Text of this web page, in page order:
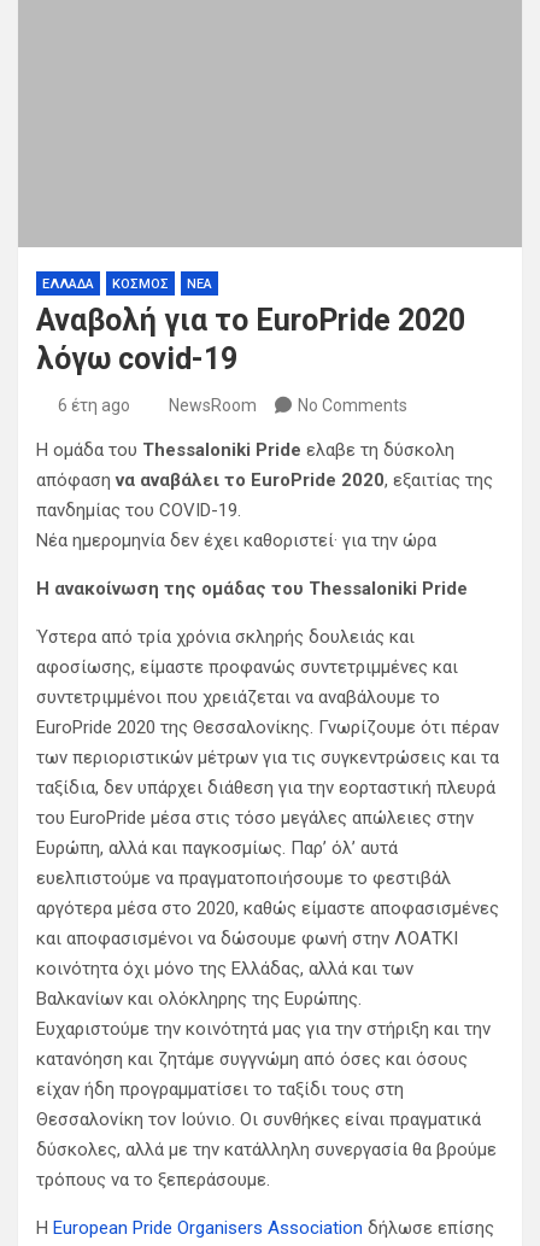
ΕΛΛΑΔΑ ΚΟΣΜΟΣ ΝΕΑ
Αναβολή για το EuroPride 2020
λόγω covid-19
6 έτη ago NewsRoom No Comments
Η ομάδα του Thessaloniki Pride ελαβε τη δύσκολη
απόφασηνα αναβάλει το EuroPride 2020, εξαιτίας της
πανδημίας του COVID-19.
Νέα ημερομηνία δεν έχει καθοριστεί· για την ώρα
Η ανακοίνωση της ομάδας του Thessaloniki Pride
Ύστερα από τρία χρόνια σκληρής δουλειάς και
αφοσίωσης, είμαστε προφανώς συντετριμμένες και
συντετριμμένοι που χρειάζεται να αναβάλουμε το
EuroPride 2020 της Θεσσαλονίκης. Γνωρίζουμε ότι πέραν
των περιοριστικών μέτρων για τις συγκεντρώσεις και τα
ταξίδια, δεν υπάρχει διάθεση για την εορταστική πλευρά
του EuroPride μέσα στις τόσο μεγάλες απώλειες στην
Ευρώπη, αλλά και παγκοσμίως. Παρ’ όλ’ αυτά
ευελπιστούμε να πραγματοποιήσουμε το φεστιβάλ
αργότερα μέσα στο 2020, καθώς είμαστε αποφασισμένες
και αποφασισμένοι να δώσουμε φωνή στην ΛΟΑΤΚΙ
κοινότητα όχι μόνο της Ελλάδας, αλλά και των
Βαλκανίων και ολόκληρης της Ευρώπης.
Ευχαριστούμε την κοινότητά μας για την στήριξη και την
κατανόηση και ζητάμε συγγνώμη από όσες και όσους
είχαν ήδη προγραμματίσει το ταξίδι τους στη
Θεσσαλονίκη τον Ιούνιο. Οι συνθήκες είναι πραγματικά
δύσκολες, αλλά με την κατάλληλη συνεργασία θα βρούμε
τρόπους να το ξεπεράσουμε.
Η European Pride Organisers Association δήλωσε επίσης